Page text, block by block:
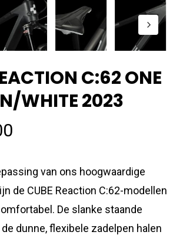
C:62 ONE
WHITE 2023
van ons hoogwaardige
de CUBE Reaction C:62-modellen
De slanke staande
dunne, flexibele zadelpen halen